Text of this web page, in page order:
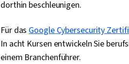
dorthin beschleunigen.
Für dasGoogle Cybersecurity
In acht Kursen entwickeln Sie
einem Branchenführer.